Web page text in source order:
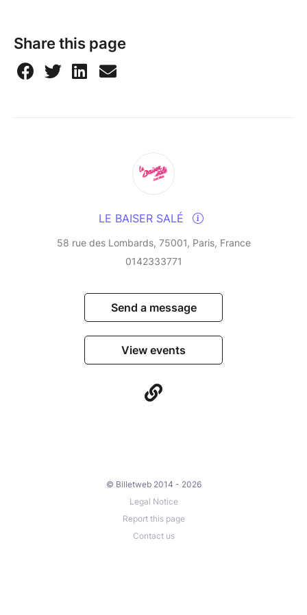
twenty-five years of friendship and shared creation.
Share this page
LE BAISER SALÉ
58 rue des Lombards, 75001, Paris, France
0142333771
Send a message
View events
© Billetweb 2014 - 2026
Legal Notice
Report this page
Contact us